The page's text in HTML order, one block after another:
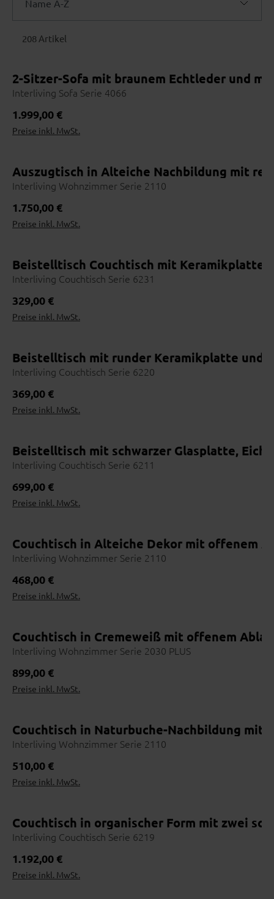
Persönlicher Ansprechpartner
Vom ersten Beratungsgespräch bis zur Lieferung: ein Team, das
dich und dein Möbelstück kennt – mit Namen, Gesicht und
Erfahrung.
1 Online entdecken
Vorab inspirieren lassen
2 Händler finden
Nutze die Händlersuche
4 Beraten lassen
Maße, Materialien, Lieferzeit
5 Bestellen
Bequem im Haus abschließen
Online erhältlich
208 Artikel
Name A-Z
Name A-Z
Preis aufsteigend
Preis absteigend
Topseller
2-Sitzer-Sofa mit braunem Echtleder und
Interliving Sofa Serie 4066
Regulärer Preis:
1.999,00 €
Preise inkl. MwSt.
Auszugtisch in Alteiche Nachbildung mit
Interliving Wohnzimmer Serie 2110
Regulärer Preis:
1.750,00 €
Preise inkl. MwSt.
Beistelltisch Couchtisch mit Keramikplatte
Interliving Couchtisch Serie 6231
Regulärer Preis:
329,00 €
Preise inkl. MwSt.
Beistelltisch mit runder Keramikplatte und
Interliving Couchtisch Serie 6220
Regulärer Preis:
369,00 €
Preise inkl. MwSt.
Beistelltisch mit schwarzer Glasplatte,
Interliving Couchtisch Serie 6211
Regulärer Preis:
699,00 €
Preise inkl. MwSt.
Couchtisch in Alteiche Dekor mit offenem
Interliving Wohnzimmer Serie 2110
Regulärer Preis:
468,00 €
Preise inkl. MwSt.
Couchtisch in Cremeweiß mit offenem
Interliving Wohnzimmer Serie 2030 PLUS
Regulärer Preis:
899,00 €
Preise inkl. MwSt.
Couchtisch in Naturbuche-Nachbildung mit
Interliving Wohnzimmer Serie 2110
Regulärer Preis:
510,00 €
Preise inkl. MwSt.
Couchtisch in organischer Form mit zwei
Interliving Couchtisch Serie 6219
Regulärer Preis:
1.192,00 €
Preise inkl. MwSt.